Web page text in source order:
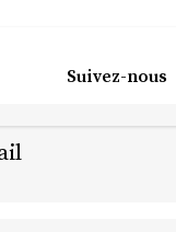
Suivez-nous